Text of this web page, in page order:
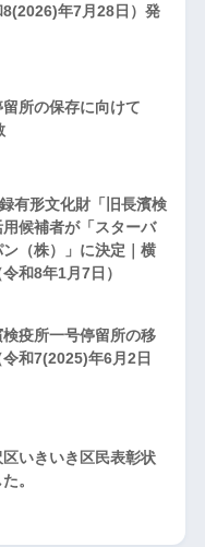
年7月28日）発
所の保存に向けて
有形文化財「旧長濱検
候補者が「スターバ
（株）」に決定｜横
和8年1月7日）
疫所一号停留所の移
和7(2025)年6月2日
いきいき区民表彰状
。